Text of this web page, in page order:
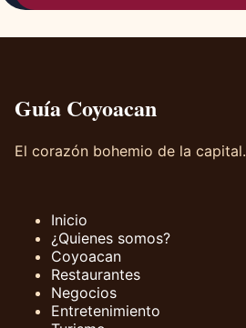
Guía Coyoacan
El corazón bohemio de la capital.
Inicio
¿Quienes somos?
Coyoacan
Restaurantes
Negocios
Entretenimiento